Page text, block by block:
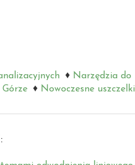
Narzędzia do
Nowoczesne